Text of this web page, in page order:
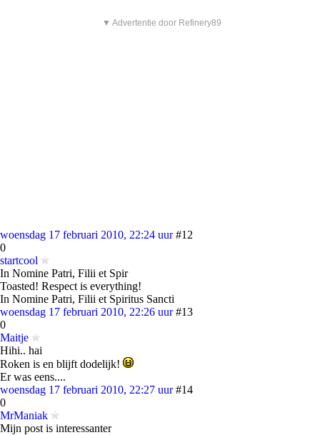
▼ Advertentie door Refinery89
woensdag 17 februari 2010, 22:24 uur #12
0
startcool
In Nomine Patri, Filii et Spir
Toasted! Respect is everything!
In Nomine Patri, Filii et Spiritus Sancti
woensdag 17 februari 2010, 22:26 uur #13
0
Maitje
Hihi.. hai
Roken is en blijft dodelijk!
Er was eens....
woensdag 17 februari 2010, 22:27 uur #14
0
MrManiak
Mijn post is interessanter